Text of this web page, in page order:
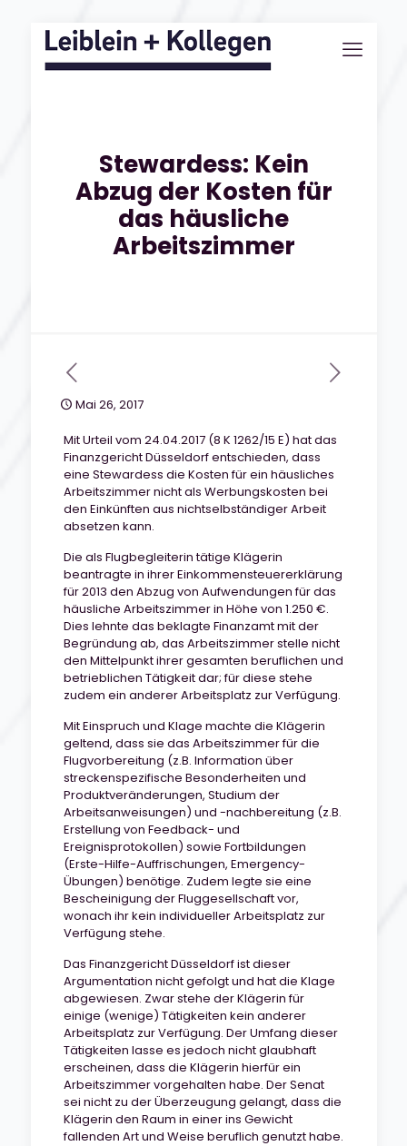
Stewardess: Kein
Abzug der Kosten für
das häusliche
Arbeitszimmer
Mai 26, 2017
Mit Urteil vom 24.04.2017 (8 K 1262/15 E) hat das
Finanzgericht Düsseldorf entschieden, dass
eine Stewardess die Kosten für ein häusliches
Arbeitszimmer nicht als Werbungskosten bei
den Einkünften aus nichtselbständiger Arbeit
absetzen kann.
Die als Flugbegleiterin tätige Klägerin
beantragte in ihrer Einkommensteuererklärung
für 2013 den Abzug von Aufwendungen für das
häusliche Arbeitszimmer in Höhe von 1.250 €.
Dies lehnte das beklagte Finanzamt mit der
Begründung ab, das Arbeitszimmer stelle nicht
den Mittelpunkt ihrer gesamten beruflichen und
betrieblichen Tätigkeit dar; für diese stehe
zudem ein anderer Arbeitsplatz zur Verfügung.
Mit Einspruch und Klage machte die Klägerin
geltend, dass sie das Arbeitszimmer für die
Flugvorbereitung (z.B. Information über
streckenspezifische Besonderheiten und
Produktveränderungen, Studium der
Arbeitsanweisungen) und -nachbereitung (z.B.
Erstellung von Feedback- und
Ereignisprotokollen) sowie Fortbildungen
(Erste-Hilfe-Auffrischungen, Emergency-
Übungen) benötige. Zudem legte sie eine
Bescheinigung der Fluggesellschaft vor,
wonach ihr kein individueller Arbeitsplatz zur
Verfügung stehe.
Das Finanzgericht Düsseldorf ist dieser
Argumentation nicht gefolgt und hat die Klage
abgewiesen. Zwar stehe der Klägerin für
einige (wenige) Tätigkeiten kein anderer
Arbeitsplatz zur Verfügung. Der Umfang dieser
Tätigkeiten lasse es jedoch nicht glaubhaft
erscheinen, dass die Klägerin hierfür ein
Arbeitszimmer vorgehalten habe. Der Senat
sei nicht zu der Überzeugung gelangt, dass die
Klägerin den Raum in einer ins Gewicht
fallenden Art und Weise beruflich genutzt habe.